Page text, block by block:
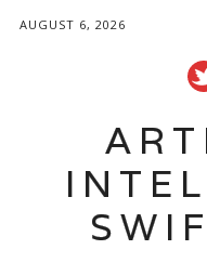
AUGUST 6, 2026